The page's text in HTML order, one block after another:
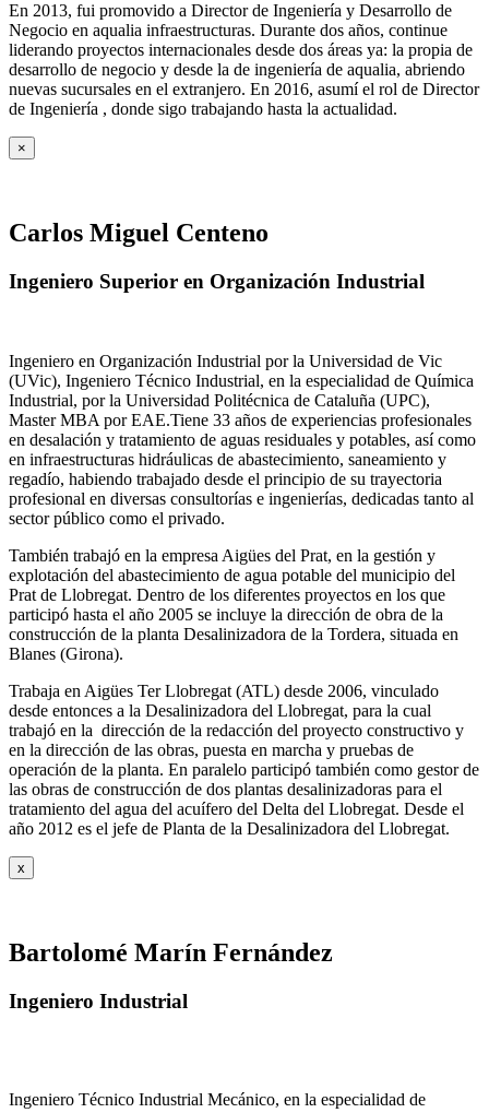
En 2013, fui promovido a Director de Ingeniería y Desarrollo de
Negocio en aqualia infraestructuras. Durante dos años, continue
liderando proyectos internacionales desde dos áreas ya: la propia de
desarrollo de negocio y desde la de ingeniería de aqualia, abriendo
nuevas sucursales en el extranjero. En 2016, asumí el rol de Director
de Ingeniería , donde sigo trabajando hasta la actualidad.
×
Carlos Miguel Centeno
Ingeniero Superior en Organización Industrial
Ingeniero en Organización Industrial por la Universidad de Vic
(UVic), Ingeniero Técnico Industrial, en la especialidad de Química
Industrial, por la Universidad Politécnica de Cataluña (UPC),
Master MBA por EAE.Tiene 33 años de experiencias profesionales
en desalación y tratamiento de aguas residuales y potables, así como
en infraestructuras hidráulicas de abastecimiento, saneamiento y
regadío, habiendo trabajado desde el principio de su trayectoria
profesional en diversas consultorías e ingenierías, dedicadas tanto al
sector público como el privado.
También trabajó en la empresa Aigües del Prat, en la gestión y
explotación del abastecimiento de agua potable del municipio del
Prat de Llobregat. Dentro de los diferentes proyectos en los que
participó hasta el año 2005 se incluye la dirección de obra de la
construcción de la planta Desalinizadora de la Tordera, situada en
Blanes (Girona).
Trabaja en Aigües Ter Llobregat (ATL) desde 2006, vinculado
desde entonces a la Desalinizadora del Llobregat, para la cual
trabajó en la dirección de la redacción del proyecto constructivo y
en la dirección de las obras, puesta en marcha y pruebas de
operación de la planta. En paralelo participó también como gestor de
las obras de construcción de dos plantas desalinizadoras para el
tratamiento del agua del acuífero del Delta del Llobregat. Desde el
año 2012 es el jefe de Planta de la Desalinizadora del Llobregat.
x
Bartolomé Marín Fernández
Ingeniero Industrial
Ingeniero Técnico Industrial Mecánico, en la especialidad de